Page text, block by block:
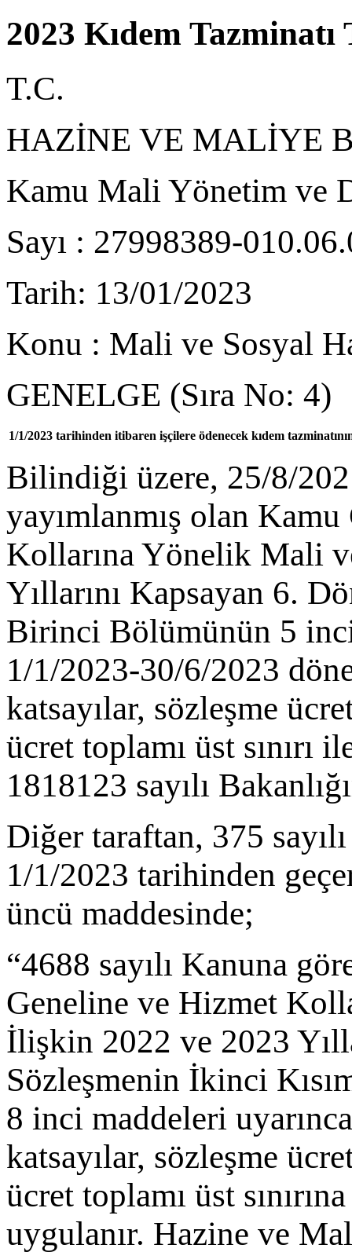
2023 Kıdem Tazminatı
T.C.
HAZİNE VE MALİYE
Kamu Mali Yönetim ve
Sayı : 27998389-
Tarih: 13/01/2023
Konu : Mali ve Sosyal
GENELGE (Sıra No: 4)
1/1/2023 tarihinden itibaren işçilere ödenecek kıdem
Bilindiği üzere, 25/8/
yayımlanmış olan
Kollarına Yönelik Mali
Yıllarını Kapsayan 6.
Birinci Bölümünün 5 inci
1/1/2023-30/6/2023
katsayılar, sözleşme
ücret toplamı üst
1818123 sayılı
Diğer taraftan, 375
1/1/2023 tarihinden
üncü maddesinde;
“4688 sayılı Kanuna
Geneline ve Hizmet
İlişkin 2022 ve 2023
Sözleşmenin İkinci
8 inci maddeleri
katsayılar, sözleşme
ücret toplamı üst
uygulanır. Hazine ve